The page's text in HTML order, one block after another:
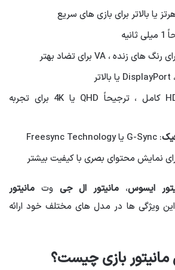
: حداقل HD کامل ، ترجیحاً QHD یا 4K برای تجربه
: G-Sync یا Freesync Technology
نمایش محتوای بصری با کیفیت بیشتر
ایسوس، مانیتور ال جی وت مانیتور
این ویژگی ها در مدل های مختلف خود ارائه
بازی چیست؟